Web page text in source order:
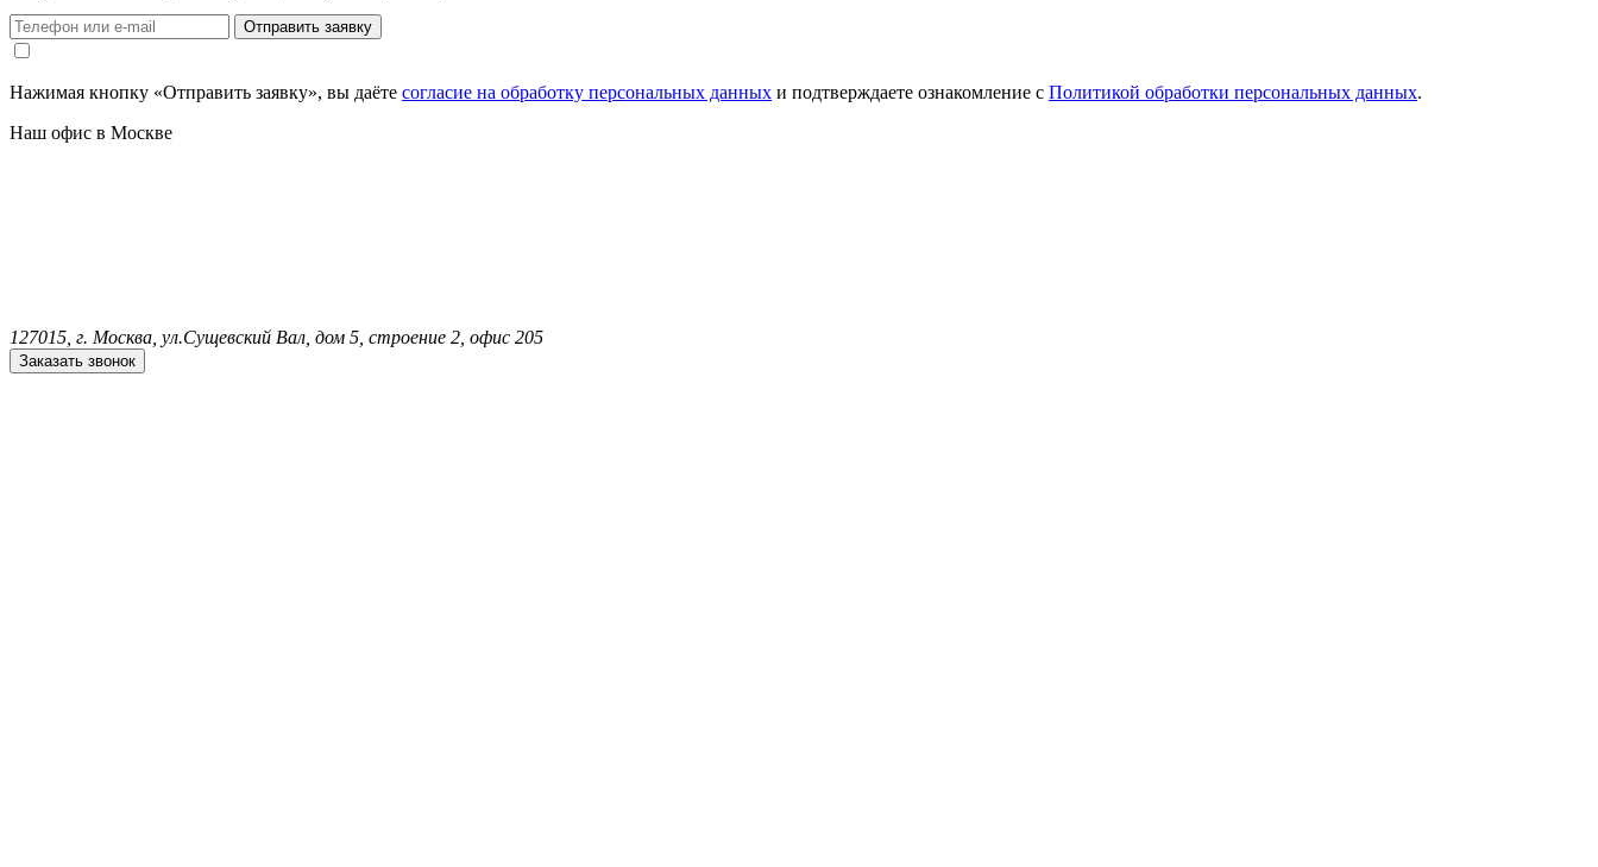
Нажимая кнопку «Отправить заявку», вы даёте согласие на обработку персональных данных и подтверждаете ознакомление с Политикой обработки персональных данных.
Наш офис в Москве
127015, г. Москва, ул.Сущевский Вал, дом 5, строение 2, офис 205
Заказать звонок